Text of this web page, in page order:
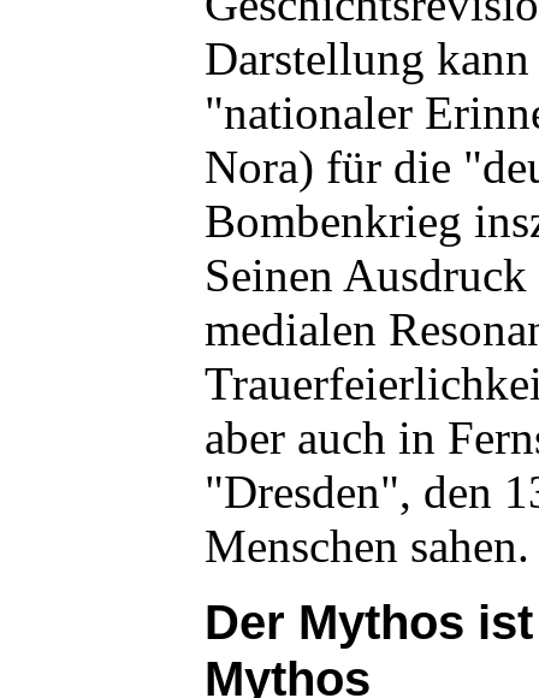
Darstellung kann
"nationaler
Nora) für die
Bombenkrieg
Seinen
medialen
aber auch in
"Dresden", den
Menschen sahen.
Der Mythos
Mythos